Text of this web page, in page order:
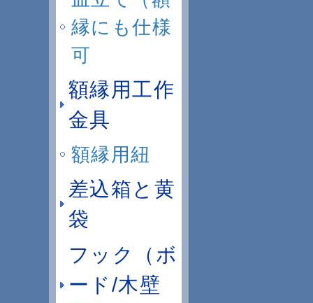
縁にも仕様
可
額縁用工作
金具
額縁用紐
差込箱と黄
袋
フック（ボ
ード/木壁